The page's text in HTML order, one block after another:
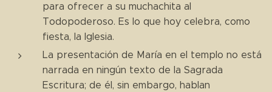
para ofrecer a su muchachita al
Todopoderoso. Es lo que hoy celebra, como
fiesta, la Iglesia.
La presentación de María en el templo no está
narrada en ningún texto de la Sagrada
Escritura; de él, sin embargo, hablan